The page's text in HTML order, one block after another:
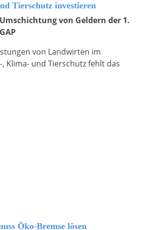
Tierschutz investieren
von Geldern der 1.
von Landwirten im
Klima- und Tierschutz fehlt das
Öko-Bremse lösen